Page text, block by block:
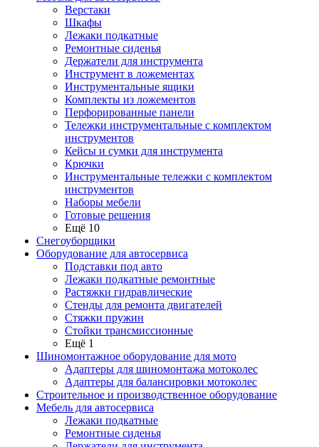
Верстаки
Шкафы
Лежаки подкатные
Ремонтные сиденья
Держатели для инструмента
Инструмент в ложементах
Инструментальные ящики
Комплекты из ложементов
Перфорированные панели
Тележки инструментальные с комплектом
инструментов
Кейсы и сумки для инструмента
Крючки
Инструментальные тележки с комплектом
инструментов
Наборы мебели
Готовые решения
Ещё 10
Снегоуборщики
Оборудование для автосервиса
Подставки под авто
Лежаки подкатные ремонтные
Растяжки гидравлические
Стенды для ремонта двигателей
Стяжки пружин
Стойки трансмиссионные
Ещё 1
Шиномонтажное оборудование для мото
Адаптеры для шиномонтажа мотоколес
Адаптеры для балансировки мотоколес
Строительное и производственное оборудование
Мебель для автосервиса
Лежаки подкатные
Ремонтные сиденья